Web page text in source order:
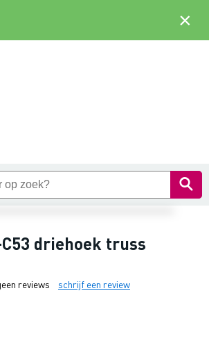
driehoek truss
reviews schrijf een review
×